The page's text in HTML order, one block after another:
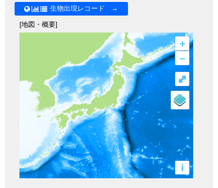
生物出現レコード →
[地図・概要]
+
–
i
⤢